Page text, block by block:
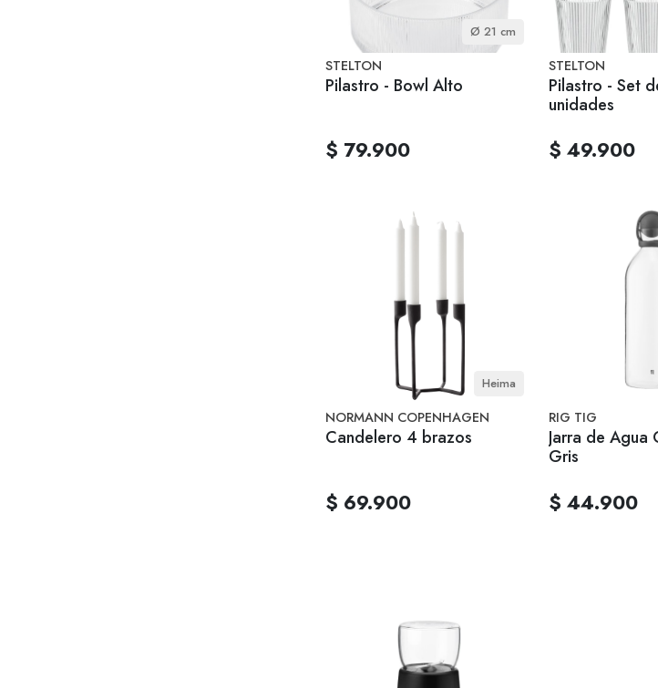
Ø 21 cm
STELTON
Pilastro - Bowl Alto
$ 79.900
STELTON
Pilastro - Set
unidades
$ 49.900
Heima
NORMANN COPENHAGEN
Candelero 4 brazos
$ 69.900
RIG TIG
Jarra de Agua
Gris
$ 44.900